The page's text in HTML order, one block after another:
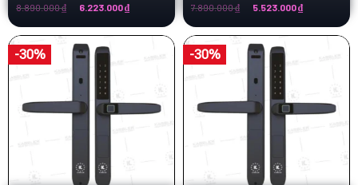
8.890.000₫
Giá
là:
8.890.000 ₫.
6.223.000₫Giá
hiện
tại
là:
6.223.000 ₫.
7.890.000₫
Giá
là:
7.890.000 ₫.
5.523.000₫Giá
hiện
tại
là:
5.523.000 ₫.
-30% -30%